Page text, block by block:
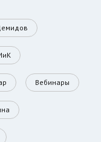
Вебинары